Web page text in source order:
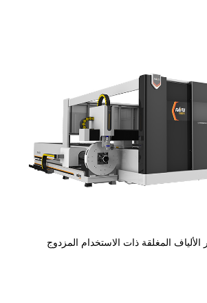
الألياف المغلقة ذات الاستخدام المزدوج